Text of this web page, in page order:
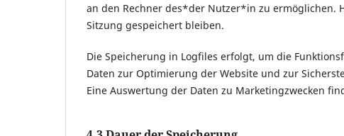
an den Rechner des*der Nutzer*in zu
Sitzung gespeichert bleiben.
Die Speicherung in Logfiles erfolgt, um die
Daten zur Optimierung der Website und zur
Eine Auswertung der Daten zu Marketingzwecken